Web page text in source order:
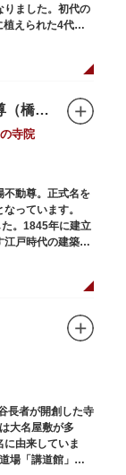
りました。初代の
えられた4代目
浅草名所七福神 布袋尊（橋場不動尊）
寺院
不動尊。正式名を
っています。
。1845年に建立
江戸時代の建築様
辺を災禍から守
印となったのがこ
す。
姿は肩に袋がな
民に尊信されて
長者が開創した寺
大名屋敷が多
に由来していま
場「講道館」を